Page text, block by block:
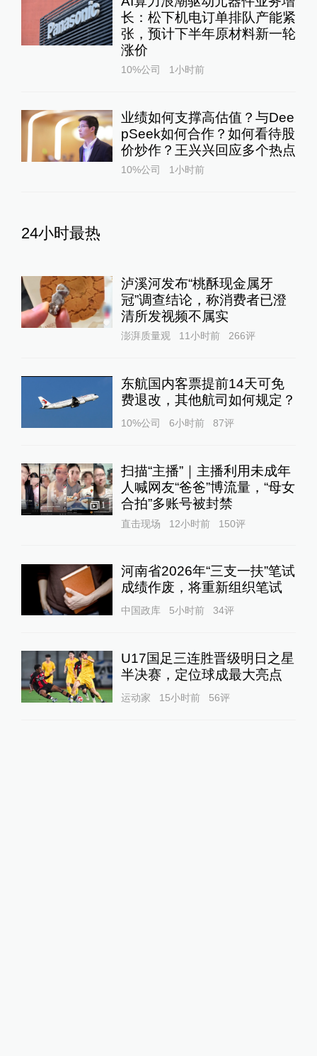
长：松下机电订单排队产能紧
张，预计下半年原材料新一轮
涨价
10%公司 1小时前
业绩如何支撑高估值？与Dee
pSeek如何合作？如何看待股
价炒作？王兴兴回应多个热点
10%公司 1小时前
24小时最热
泸溪河发布“桃酥现金属牙
冠”调查结论，称消费者已澄
清所发视频不属实
澎湃质量观 11小时前 266评
东航国内客票提前14天可免
费退改，其他航司如何规定？
10%公司 6小时前 87评
1
扫描“主播”｜主播利用未成年
人喊网友“爸爸”博流量，“母女
合拍”多账号被封禁
直击现场 12小时前 150评
河南省2026年“三支一扶”笔试
成绩作废，将重新组织笔试
中国政库 5小时前 34评
U17国足三连胜晋级明日之星
半决赛，定位球成最大亮点
运动家 15小时前 56评